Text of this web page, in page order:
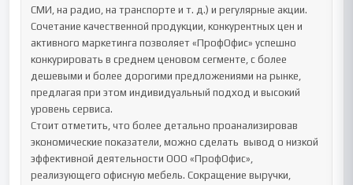
СМИ, на радио, на транспорте и т. д.) и регулярные акции.
Сочетание качественной продукции, конкурентных цен и
активного маркетинга позволяет «ПрофОфис» успешно
конкурировать в среднем ценовом сегменте, с более
дешевыми и более дорогими предложениями на рынке,
предлагая при этом индивидуальный подход и высокий
уровень сервиса.
Стоит отметить, что более детально проанализировав
экономические показатели, можно сделать  вывод о низкой
эффективной деятельности ООО «ПрофОфис»,
реализующего офисную мебель. Сокращение выручки,